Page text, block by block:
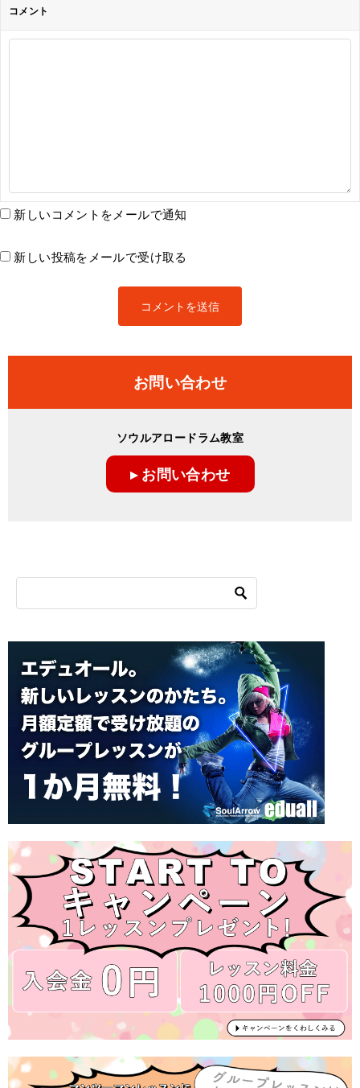
コメント
新しいコメントをメールで通知
新しい投稿をメールで受け取る
お問い合わせ
ソウルアロードラム教室
▸ お問い合わせ